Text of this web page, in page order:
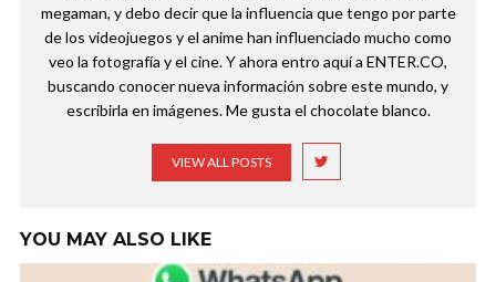
megaman, y debo decir que la influencia que tengo por parte
de los videojuegos y el anime han influenciado mucho como
veo la fotografía y el cine. Y ahora entro aquí a ENTER.CO,
buscando conocer nueva información sobre este mundo, y
escribirla en imágenes. Me gusta el chocolate blanco.
VIEW ALL POSTS
YOU MAY ALSO LIKE